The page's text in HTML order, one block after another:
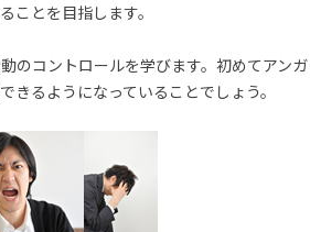
ことを目指します。
のコントロールを学びます。初めてアンガ
るようになっていることでしょう。